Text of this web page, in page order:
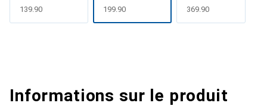
CHF
139.90 CHF
199.90 CHF
369.90
Informations sur le produit